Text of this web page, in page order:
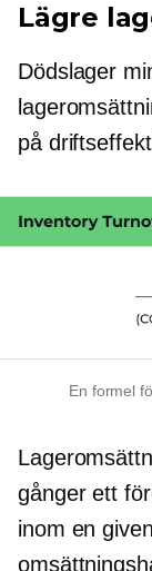
Lägre
Dödslager
på
En formel
gånger ett
inom en